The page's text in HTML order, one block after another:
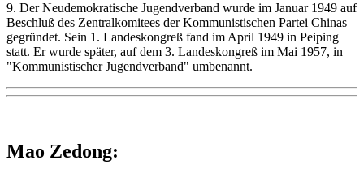
9. Der Neudemokratische Jugendverband wurde im Januar 1949 auf
Beschluß des Zentralkomitees der Kommunistischen Partei Chinas
gegründet. Sein 1. Landeskongreß fand im April 1949 in Peiping
statt. Er wurde später, auf dem 3. Landeskongreß im Mai 1957, in
"Kommunistischer Jugendverband" umbenannt.
Mao Zedong: